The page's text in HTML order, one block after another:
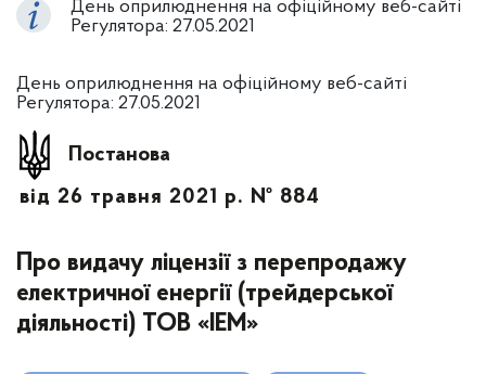
День оприлюднення на офіційному веб-сайті
Регулятора: 27.05.2021
День оприлюднення на офіційному веб-сайті
Регулятора: 27.05.2021
Постанова
від 26 травня 2021 р. № 884
Про видачу ліцензії з перепродажу
електричної енергії (трейдерської
діяльності) ТОВ «ІЕМ»